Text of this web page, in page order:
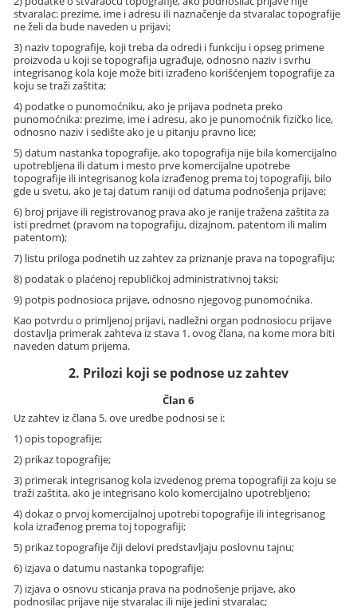
stvaralac: prezime, ime i adresu ili naznačenje da stvaralac topografije
ne želi da bude naveden u prijavi;
3) naziv topografije, koji treba da odredi i funkciju i opseg primene
proizvoda u koji se topografija ugrađuje, odnosno naziv i svrhu
integrisanog kola koje može biti izrađeno korišćenjem topografije za
koju se traži zaštita;
4) podatke o punomoćniku, ako je prijava podneta preko
punomoćnika: prezime, ime i adresu, ako je punomoćnik fizičko lice,
odnosno naziv i sedište ako je u pitanju pravno lice;
5) datum nastanka topografije, ako topografija nije bila komercijalno
upotrebljena ili datum i mesto prve komercijalne upotrebe
topografije ili integrisanog kola izrađenog prema toj topografiji, bilo
gde u svetu, ako je taj datum raniji od datuma podnošenja prijave;
6) broj prijave ili registrovanog prava ako je ranije tražena zaštita za
isti predmet (pravom na topografiju, dizajnom, patentom ili malim
patentom);
7) listu priloga podnetih uz zahtev za priznanje prava na topografiju;
8) podatak o plaćenoj republičkoj administrativnoj taksi;
9) potpis podnosioca prijave, odnosno njegovog punomoćnika.
Kao potvrdu o primljenoj prijavi, nadležni organ podnosiocu prijave
dostavlja primerak zahteva iz stava 1. ovog člana, na kome mora biti
naveden datum prijema.
2. Prilozi koji se podnose uz zahtev
Član 6
Uz zahtev iz člana 5. ove uredbe podnosi se i:
1) opis topografije;
2) prikaz topografije;
3) primerak integrisanog kola izvedenog prema topografiji za koju se
traži zaštita, ako je integrisano kolo komercijalno upotrebljeno;
4) dokaz o prvoj komercijalnoj upotrebi topografije ili integrisanog
kola izrađenog prema toj topografiji;
5) prikaz topografije čiji delovi predstavljaju poslovnu tajnu;
6) izjava o datumu nastanka topografije;
7) izjava o osnovu sticanja prava na podnošenje prijave, ako
podnosilac prijave nije stvaralac ili nije jedini stvaralac;